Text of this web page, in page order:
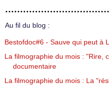
Au fil du blog :
Bestofdoc#6 - Sauve qui peut à
La filmographie du mois : "Rire,
documentaire
La filmographie du mois : La